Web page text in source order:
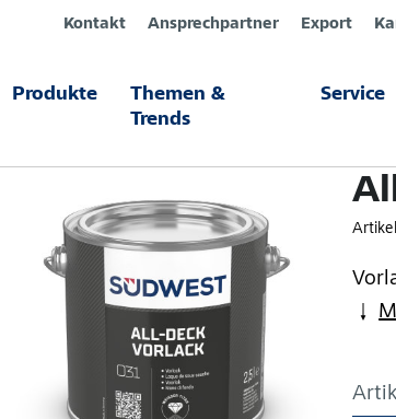
Kontakt Ansprechpartner Export
Produkte
Themen &
Trends
Service
Produkte All-Deck Vorlack